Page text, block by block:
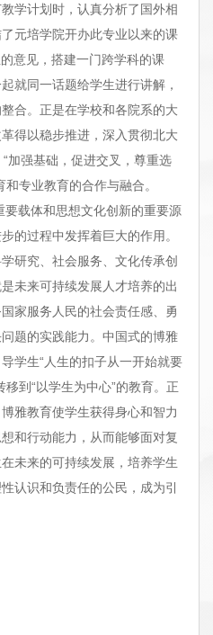
学计划时，认真分析了国外相
元培学院开办此专业以来的课
意见，搭建一门跨学科的课
就同一话题给学生进行讲解，
合。正是在学校和各院系的大
得以稳步推进，深入贯彻北大
加强基础，促进交叉，尊重选
专业教育的合作与融合。
要载体和思想文化创新的重要源
的过程中发挥着巨大的作用。
研究、社会服务、文化传承创
未来可持续发展人才培养的出
家服务人民的社会责任感、勇
题的实践能力。中国式的博雅
学生“人生的扣子从一开始就要
到“以学生为中心”的教育。正
雅教育使学生获得身心和智力
和行动能力，从而能够面对复
未来的可持续发展，培养学生
认识和负责任的公民，成为引